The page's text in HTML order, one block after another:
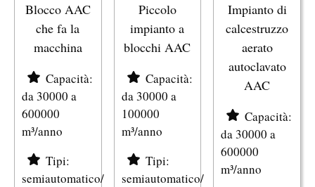
Blocco AAC
che fa la
macchina
Capacità:
da 30000 a
600000
m³/anno
Tipi:
semiautomatico/
Piccolo
impianto a
blocchi AAC
Capacità:
da 30000 a
100000
m³/anno
Tipi:
semiautomatico/
Impianto di
calcestruzzo
aerato
autoclavato
AAC
Capacità:
da 30000 a
600000
m³/anno